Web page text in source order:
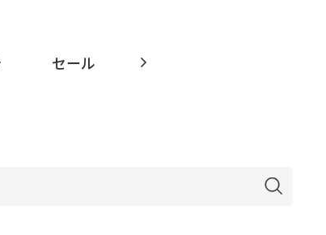
セール